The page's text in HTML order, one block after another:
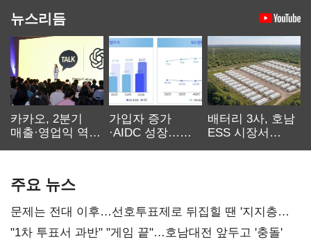
뉴스리듬
카카오, 2분기
매출·영업익 역대
가입자 증가
·AIDC 성장…
배터리 3사, 호남
ESS 시장서
주요 뉴스
문제는 전대 이후…선호투표제로 뒤집힐 땐 '지지층
불복'
"1차 투표서 과반" "게임 끝"…호남대전 앞두고 '충돌'